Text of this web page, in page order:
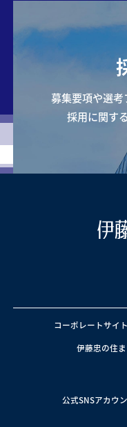
募集要項や選
採用に関す
コーポレートサイト
伊藤忠の住
公式SNSアカウ